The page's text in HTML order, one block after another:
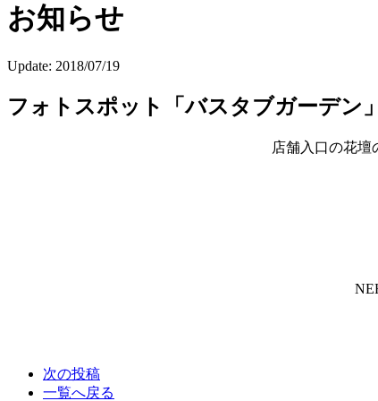
お知らせ
Update: 2018/07/19
フォトスポット「バスタブガーデン
店舗入口の花壇
次の投稿
一覧へ戻る